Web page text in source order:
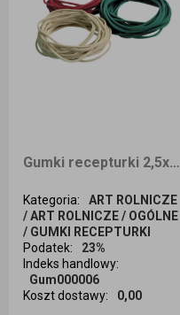
Gumki recepturki 2,5x1,1 1kg
Kategoria:
ART ROLNICZE
/ ART ROLNICZE / OGÓLNE
/ GUMKI RECEPTURKI
Podatek:
23%
Indeks handlowy:
Gum000006
Koszt dostawy: 0,00
Ilość sztuk